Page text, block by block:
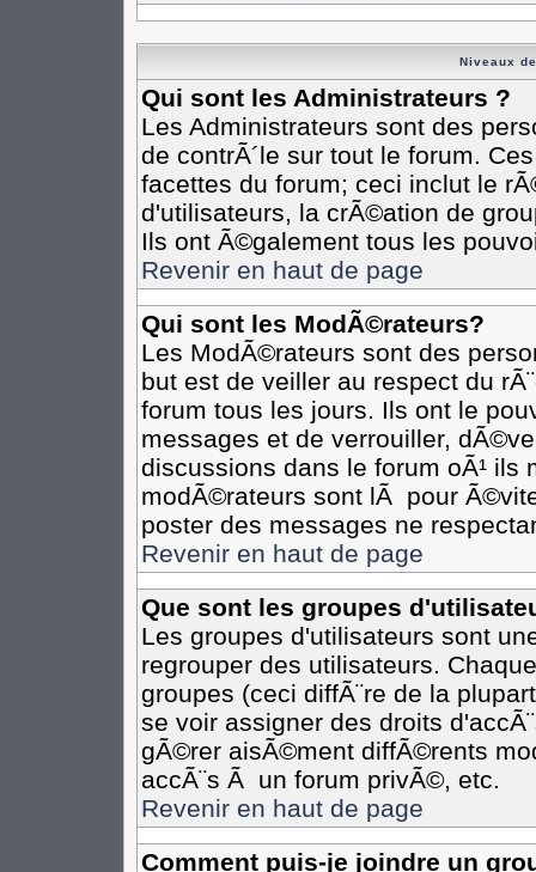
Niveaux
Qui sont les Administrateurs ?
Les Administrateurs sont des
de contrÃ´le sur tout le forum.
facettes du forum; ceci inclut le
d'utilisateurs, la crÃ©ation de
Ils ont Ã©galement tous les
Revenir en haut de page
Qui sont les ModÃ©rateurs?
Les ModÃ©rateurs sont des
but est de veiller au respect du
forum tous les jours. Ils ont le
messages et de verrouiller,
discussions dans le forum oÃ¹ ils
modÃ©rateurs sont lÃ pour
poster des messages ne
Revenir en haut de page
Que sont les groupes
Les groupes d'utilisateurs sont
regrouper des utilisateurs.
groupes (ceci diffÃ¨re de la
se voir assigner des droits
gÃ©rer aisÃ©ment diffÃ©rents
accÃ¨s Ã un forum privÃ©, etc.
Revenir en haut de page
Comment puis-je joindre un